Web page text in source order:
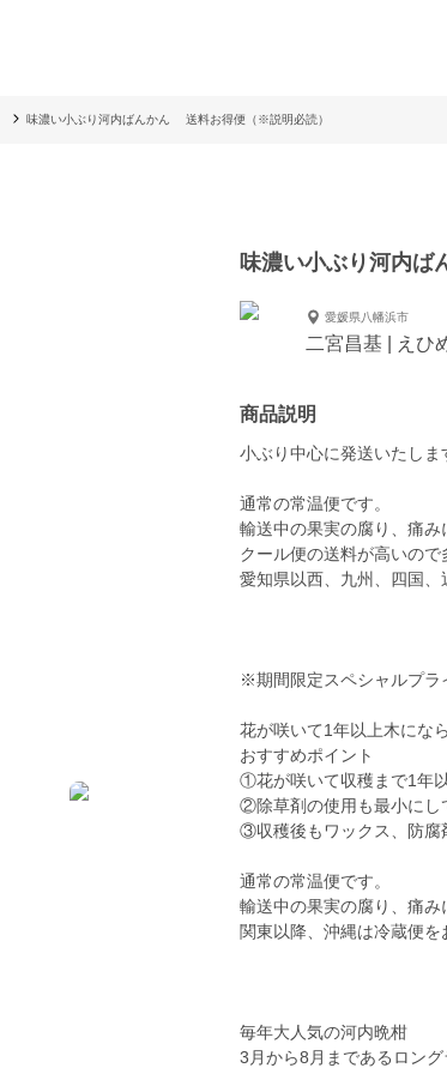
味濃い小ぶり河内ばんかん 送料お得便（※説明必読）
味濃い小ぶり河内
愛媛県八幡浜市
二宮昌基 | えひ
商品説明
小ぶり中心に発送いたしま
通常の常温便です。
輸送中の果実の腐り、痛み
クール便の送料が高いの
愛知県以西、九州、四国
※期間限定スペシャルプラ
花が咲いて1年以上木にな
おすすめポイント
①花が咲いて収穫まで1年
②除草剤の使用も最小にし
③収穫後もワックス、防腐
通常の常温便です。
輸送中の果実の腐り、痛み
関東以降、沖縄は冷蔵便
毎年大人気の河内晩柑
3月から8月まであるロン